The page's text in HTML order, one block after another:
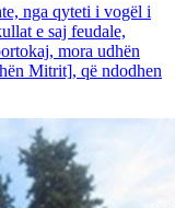
nga qyteti i vogël i
e saj feudale,
mora udhën
Mitrit], që ndodhen